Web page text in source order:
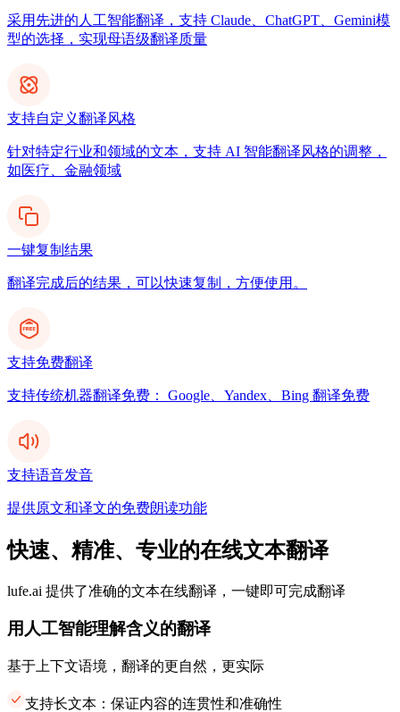
采用先进的人工智能翻译，支持 Claude、ChatGPT、Gemini模
型的选择，实现母语级翻译质量
支持自定义翻译风格
针对特定行业和领域的文本，支持 AI 智能翻译风格的调整，
如医疗、金融领域
一键复制结果
翻译完成后的结果，可以快速复制，方便使用。
支持免费翻译
支持传统机器翻译免费： Google、Yandex、Bing 翻译免费
支持语音发音
提供原文和译文的免费朗读功能
快速、精准、专业的在线文本翻译
lufe.ai 提供了准确的文本在线翻译，一键即可完成翻译
用人工智能理解含义的翻译
基于上下文语境，翻译的更自然，更实际
支持长文本：保证内容的连贯性和准确性